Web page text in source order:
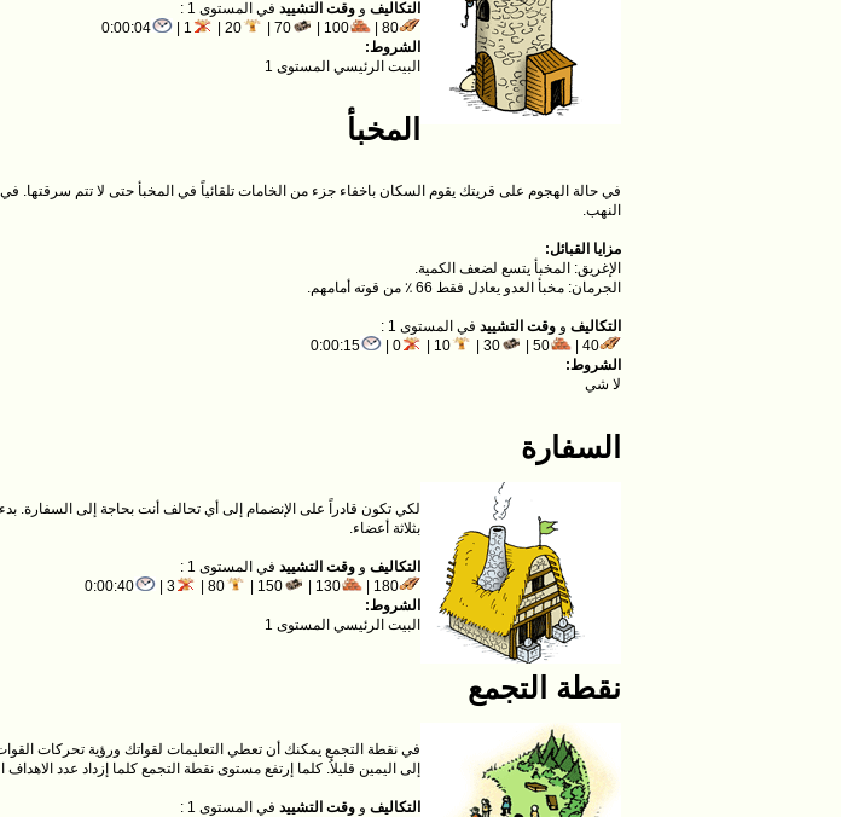
التكاليف و وقت التشييد في المستوى 1 :
80 |
100 |
70 |
20 |
1 |
0:00:04
الشروط:
البيت الرئيسي المستوى 1
المخبأ
النهب.
مزايا القبائل:
الإغريق: المخبأ يتسع لضعف الكمية.
الجرمان: مخبأ العدو يعادل فقط 66 ٪ من قوته أمامهم.
التكاليف و وقت التشييد في المستوى 1 :
40 |
50 |
30 |
10 |
0 |
0:00:15
الشروط:
لا شي
السفارة
بثلاثة أعضاء.
التكاليف و وقت التشييد في المستوى 1 :
180 |
130 |
150 |
80 |
3 |
0:00:40
الشروط:
البيت الرئيسي المستوى 1
نقطة التجمع
في نقطة التجمع يمكنك أن تعطي التعليمات لقواتك ورؤية تحركات
إلى اليمين قليلاُ. كلما إرتفع مستوى نقطة التجمع كلما إزداد عدد الاهداف
التكاليف و وقت التشييد في المستوى 1 :